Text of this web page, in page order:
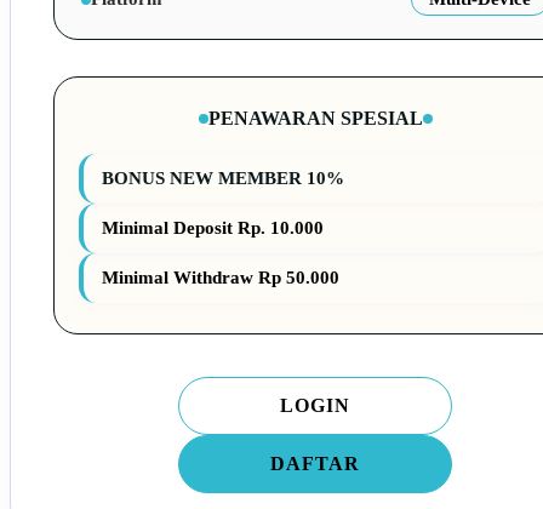
PENAWARAN SPESIAL
BONUS NEW MEMBER 10%
Minimal Deposit Rp. 10.000
Minimal Withdraw Rp 50.000
LOGIN
DAFTAR